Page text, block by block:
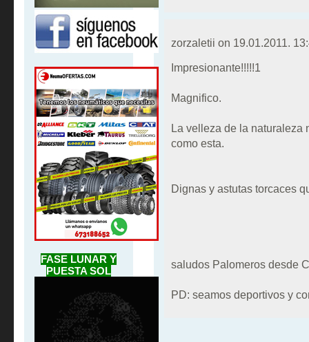
FASE LUNAR Y
PUESTA SOL
zorzaletii on 19.01.2011.
Impresionante!!!!!1
Magnifico.
La velleza de la naturaleza
como esta.
Dignas y astutas torcaces
saludos Palomeros desde
PD: seamos deportivos y